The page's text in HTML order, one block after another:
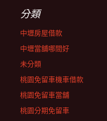
分類
中壢房屋借款
中壢當舖哪間好
未分類
桃園免留車機車借款
桃園免留車當舖
桃園分期免留車